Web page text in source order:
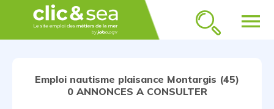
menu
Emploi nautisme plaisance Montargis (45)
0 ANNONCES A CONSULTER